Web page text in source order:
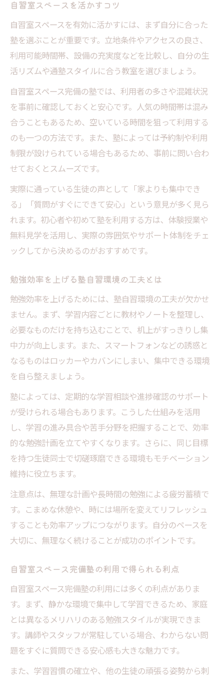
自習室スペースを活かすコツ
自習室スペースを有効に活かすには、まず自分に合った
塾を選ぶことが重要です。立地条件やアクセスの良さ、
利用可能時間帯、設備の充実度などを比較し、自分の生
活リズムや通塾スタイルに合う教室を選びましょう。
自習室スペース完備の塾では、利用者の多さや混雑状況
を事前に確認しておくと安心です。人気の時間帯は混み
合うこともあるため、空いている時間を狙って利用する
のも一つの方法です。また、塾によっては予約制や利用
制限が設けられている場合もあるため、事前に問い合わ
せておくとスムーズです。
実際に通っている生徒の声として「家よりも集中でき
る」「質問がすぐにできて安心」という意見が多く見ら
れます。初心者や初めて塾を利用する方は、体験授業や
無料見学を活用し、実際の雰囲気やサポート体制をチェ
ックしてから決めるのがおすすめです。
勉強効率を上げる塾自習環境の工夫とは
勉強効率を上げるためには、塾自習環境の工夫が欠かせ
ません。まず、学習内容ごとに教材やノートを整理し、
必要なものだけを持ち込むことで、机上がすっきりし集
中力が向上します。また、スマートフォンなどの誘惑と
なるものはロッカーやカバンにしまい、集中できる環境
を自ら整えましょう。
塾によっては、定期的な学習相談や進捗確認のサポート
が受けられる場合もあります。こうした仕組みを活用
し、学習の進み具合や苦手分野を把握することで、効率
的な勉強計画を立てやすくなります。さらに、同じ目標
を持つ生徒同士で切磋琢磨できる環境もモチベーション
維持に役立ちます。
注意点は、無理な計画や長時間の勉強による疲労蓄積で
す。こまめな休憩や、時には場所を変えてリフレッシュ
することも効率アップにつながります。自分のペースを
大切に、無理なく続けることが成功のポイントです。
自習室スペース完備塾の利用で得られる利点
自習室スペース完備塾の利用には多くの利点がありま
す。まず、静かな環境で集中して学習できるため、家庭
とは異なるメリハリのある勉強スタイルが実現できま
す。講師やスタッフが常駐している場合、わからない問
題をすぐに質問できる安心感も大きな魅力です。
また、学習習慣の確立や、他の生徒の頑張る姿勢から刺